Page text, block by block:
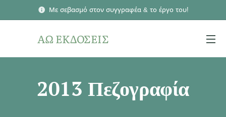
Με σεβασμό στον συγγραφέα & το έργο του!
ΑΩ ΕΚΔΟΣΕΙΣ
2013 Πεζογραφία